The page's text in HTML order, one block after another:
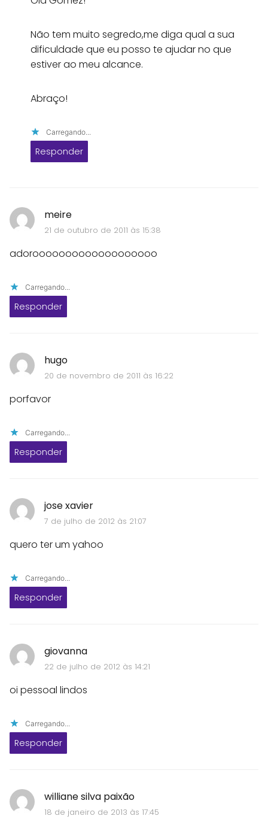
Não tem muito segredo,me diga qual a sua
dificuldade que eu posso te ajudar no que
estiver ao meu alcance.
Abraço!
Carregando...
Responder
meire
21 de outubro de 2011 às 15:38
adorooooooooooooooooooo
Carregando...
Responder
hugo
20 de novembro de 2011 às 16:22
porfavor
Carregando...
Responder
jose xavier
7 de julho de 2012 às 21:07
quero ter um yahoo
Carregando...
Responder
giovanna
22 de julho de 2012 às 14:21
oi pessoal lindos
Carregando...
Responder
williane silva paixão
18 de janeiro de 2013 às 17:45